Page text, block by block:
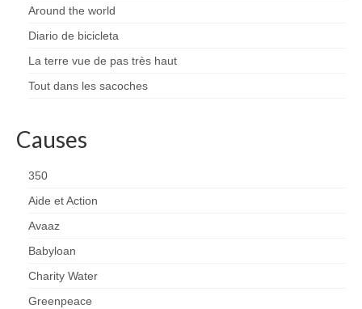
Around the world
Diario de bicicleta
La terre vue de pas très haut
Tout dans les sacoches
Causes
350
Aide et Action
Avaaz
Babyloan
Charity Water
Greenpeace